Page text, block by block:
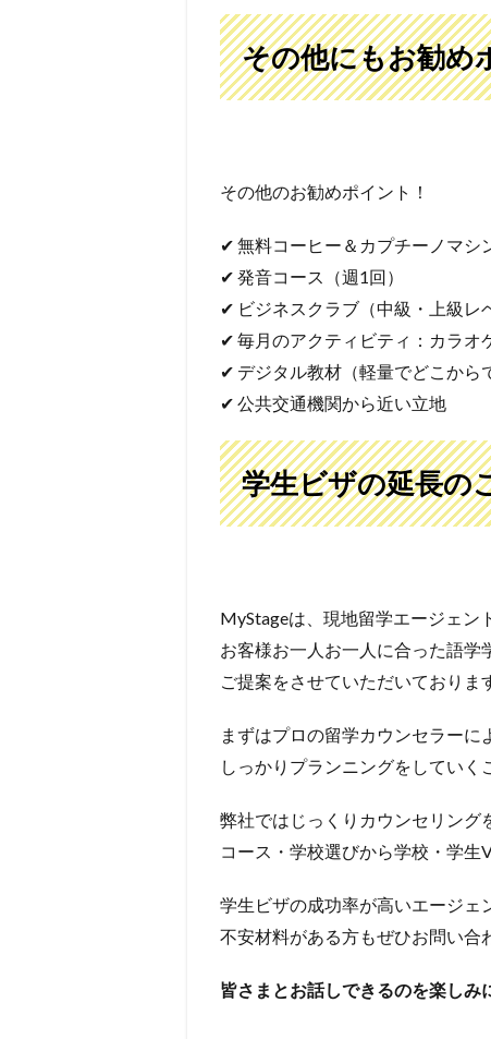
その他にもお勧め
その他のお勧めポイント！
✔ 無料コーヒー＆カプチーノマシ
✔ 発音コース（週1回）
✔ ビジネスクラブ（中級・上級レ
✔ 毎月のアクティビティ：カラオ
✔ デジタル教材（軽量でどこから
✔ 公共交通機関から近い立地
学生ビザの延長の
MyStageは、現地留学エージェン
お客様お一人お一人に合った語学
ご提案をさせていただいておりま
まずはプロの留学カウンセラーに
しっかりプランニングをしていく
弊社ではじっくりカウンセリング
コース・学校選びから学校・学生
学生ビザの成功率が高いエージェ
不安材料がある方もぜひお問い合
皆さまとお話しできるのを楽しみ